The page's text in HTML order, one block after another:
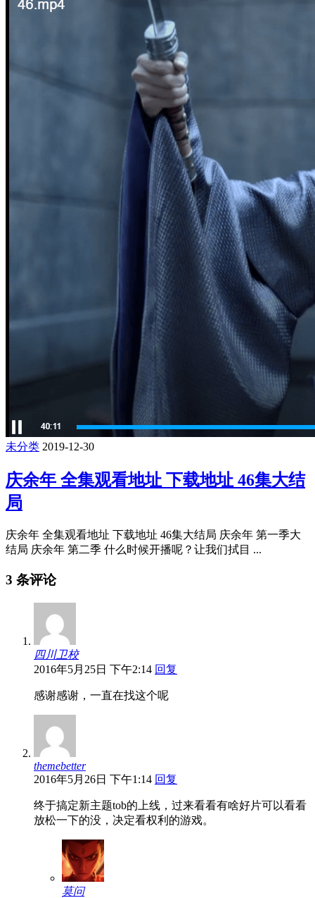
未分类 2019-12-30
庆余年 全集观看地址 下载地址 46集大结
局
庆余年 全集观看地址 下载地址 46集大结局 庆余年 第一季大
结局 庆余年 第二季 什么时候开播呢？让我们拭目 ...
3 条评论
四川卫校
2016年5月25日 下午2:14 回复
感谢感谢，一直在找这个呢
themebetter
2016年5月26日 下午1:14 回复
终于搞定新主题tob的上线，过来看看有啥好片可以看看
放松一下的没，决定看权利的游戏。
莫问